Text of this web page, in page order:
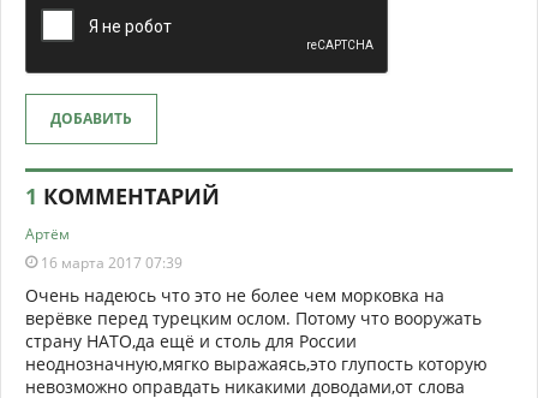
ДОБАВИТЬ
1 КОММЕНТАРИЙ
Артём
16 марта 2017 07:39
Очень надеюсь что это не более чем морковка на
верёвке перед турецким ослом. Потому что вооружать
страну НАТО,да ещё и столь для России
неоднозначную,мягко выражаясь,это глупость которую
невозможно оправдать никакими доводами,от слова